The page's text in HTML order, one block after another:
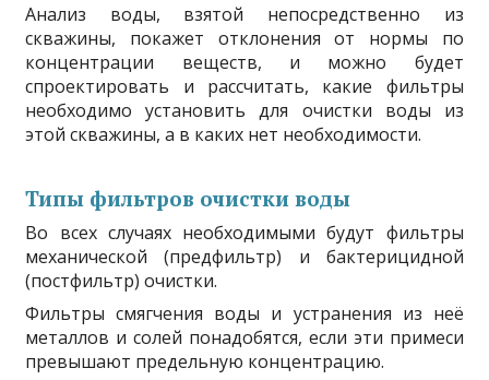
Анализ воды, взятой непосредственно из
скважины, покажет отклонения от нормы по
концентрации веществ, и можно будет
спроектировать и рассчитать, какие фильтры
необходимо установить для очистки воды из
этой скважины, а в каких нет необходимости.
Типы фильтров очистки воды
Во всех случаях необходимыми будут фильтры
механической (предфильтр) и бактерицидной
(постфильтр) очистки.
Фильтры смягчения воды и устранения из неё
металлов и солей понадобятся, если эти примеси
превышают предельную концентрацию.